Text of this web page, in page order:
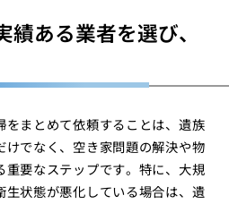
ある業者を選び、
まとめて依頼することは、遺族
けでなく、空き家問題の解決や物
要なステップです。特に、大規
状態が悪化している場合は、遺